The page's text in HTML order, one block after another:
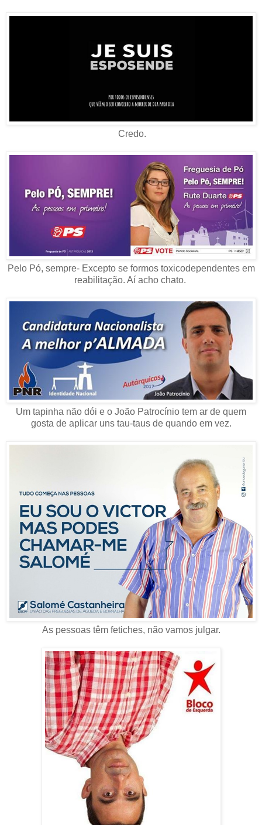
Credo.
Pelo Pó, sempre- Excepto se formos toxicodependentes em
reabilitação. Aí acho chato.
Um tapinha não dói e o João Patrocínio tem ar de quem
gosta de aplicar uns tau-taus de quando em vez.
As pessoas têm fetiches, não vamos julgar.